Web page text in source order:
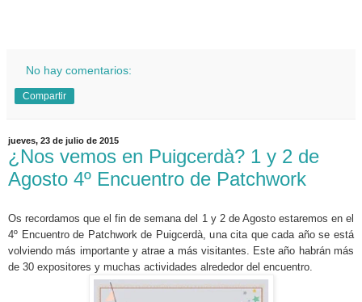
No hay comentarios:
Compartir
jueves, 23 de julio de 2015
¿Nos vemos en Puigcerdà? 1 y 2 de
Agosto 4º Encuentro de Patchwork
Os recordamos que el fin de semana del 1 y 2 de Agosto estaremos en el
4º Encuentro de Patchwork de Puigcerdà, una cita que cada año se está
volviendo más importante y atrae a más visitantes. Este año habrán más
de 30 expositores y muchas actividades alrededor del encuentro.